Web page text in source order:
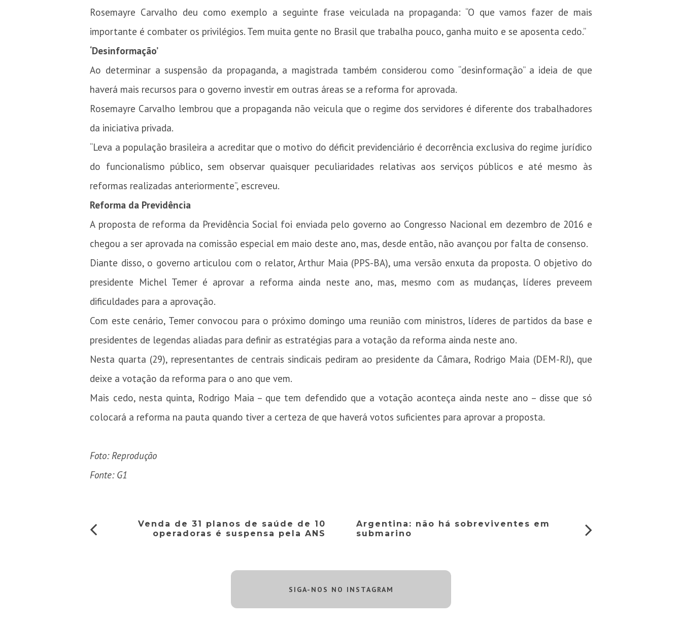
Rosemayre Carvalho deu como exemplo a seguinte frase veiculada na propaganda: “O que vamos fazer de mais
importante é combater os privilégios. Tem muita gente no Brasil que trabalha pouco, ganha muito e se aposenta cedo.”
‘Desinformação’
Ao determinar a suspensão da propaganda, a magistrada também considerou como “desinformação” a ideia de que
haverá mais recursos para o governo investir em outras áreas se a reforma for aprovada.
Rosemayre Carvalho lembrou que a propaganda não veicula que o regime dos servidores é diferente dos trabalhadores
da iniciativa privada.
“Leva a população brasileira a acreditar que o motivo do déficit previdenciário é decorrência exclusiva do regime jurídico
do funcionalismo público, sem observar quaisquer peculiaridades relativas aos serviços públicos e até mesmo às
reformas realizadas anteriormente”, escreveu.
Reforma da Previdência
A proposta de reforma da Previdência Social foi enviada pelo governo ao Congresso Nacional em dezembro de 2016 e
chegou a ser aprovada na comissão especial em maio deste ano, mas, desde então, não avançou por falta de consenso.
Diante disso, o governo articulou com o relator, Arthur Maia (PPS-BA), uma versão enxuta da proposta. O objetivo do
presidente Michel Temer é aprovar a reforma ainda neste ano, mas, mesmo com as mudanças, líderes preveem
dificuldades para a aprovação.
Com este cenário, Temer convocou para o próximo domingo uma reunião com ministros, líderes de partidos da base e
presidentes de legendas aliadas para definir as estratégias para a votação da reforma ainda neste ano.
Nesta quarta (29), representantes de centrais sindicais pediram ao presidente da Câmara, Rodrigo Maia (DEM-RJ), que
deixe a votação da reforma para o ano que vem.
Mais cedo, nesta quinta, Rodrigo Maia – que tem defendido que a votação aconteça ainda neste ano – disse que só
colocará a reforma na pauta quando tiver a certeza de que haverá votos suficientes para aprovar a proposta.
Foto: Reprodução
Fonte: G1
Venda de 31 planos de saúde de 10
operadoras é suspensa pela ANS
Argentina: não há sobreviventes em
submarino
SIGA-NOS NO INSTAGRAM